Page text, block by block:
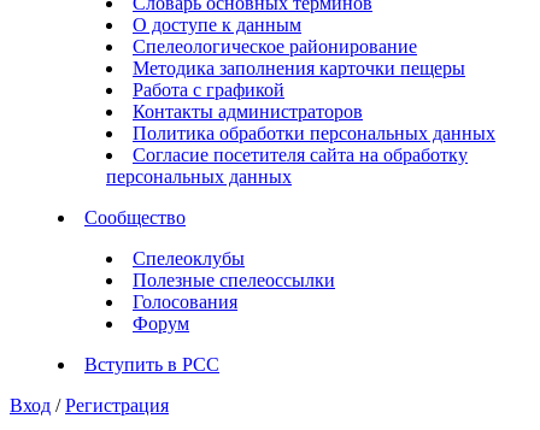
О доступе к данным
Спелеологическое районирование
Методика заполнения карточки пещеры
Работа с графикой
Контакты администраторов
Политика обработки персональных данных
Согласие посетителя сайта на обработку
персональных данных
Сообщество
Спелеоклубы
Полезные спелеоссылки
Голосования
Форум
Вступить в РСС
Вход / Регистрация